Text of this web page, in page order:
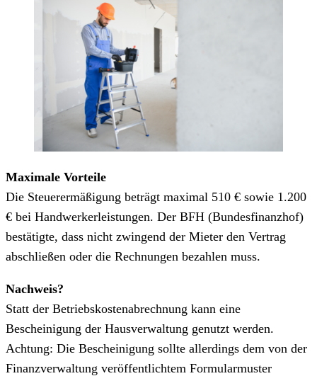
Maximale Vorteile
Die Steuerermäßigung beträgt maximal 510 € sowie 1.200
€ bei Handwerkerleistungen. Der BFH (Bundesfinanzhof)
bestätigte, dass nicht zwingend der Mieter den Vertrag
abschließen oder die Rechnungen bezahlen muss.
Nachweis?
Statt der Betriebskostenabrechnung kann eine
Bescheinigung der Hausverwaltung genutzt werden.
Achtung: Die Bescheinigung sollte allerdings dem von der
Finanzverwaltung veröffentlichtem Formularmuster